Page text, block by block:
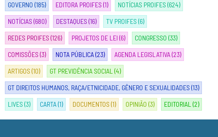
GOVERNO (185) EDITORA PROIFES(1) NOTÍCIAS PROIFES(624)
NOTÍCIAS(680) DESTAQUES(16) TV PROIFES(6)
REDES PROIFES(126) PROJETOS DE LEI(6) CONGRESSO (33)
COMISSÕES(3) NOTA PÚBLICA(23) AGENDA LEGISLATIVA(23)
ARTIGOS(10) GT PREVIDÊNCIA SOCIAL (4)
GT DIREITOS HUMANOS, RAÇA/ETNICIDADE, GÊNERO E SEXUALIDADES(13)
LIVES(3) CARTA(1) DOCUMENTOS(1) OPINIÃO (3) EDITORIAL (2)